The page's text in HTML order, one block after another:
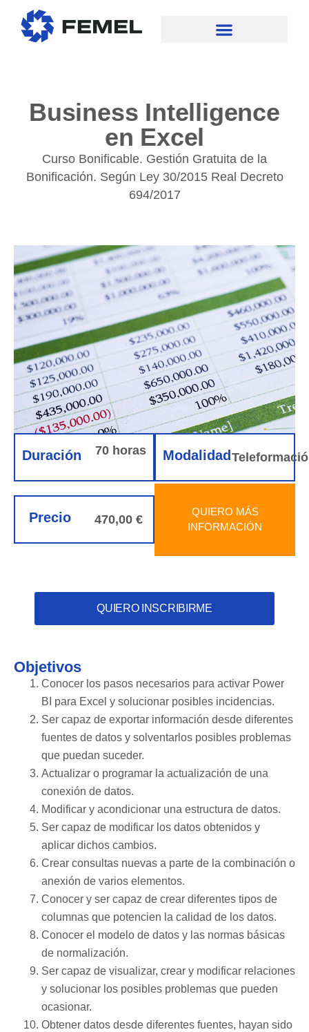
Business Intelligence
en Excel
Curso Bonificable. Gestión Gratuita de la
Bonificación. Según Ley 30/2015 Real Decreto
694/2017
Duración 70 horas Modalidad
Precio 470,00 €
QUIERO MÁS
INFORMACIÓN
QUIERO INSCRIBIRME
Objetivos
Conocer los pasos necesarios para activar Power
BI para Excel y solucionar posibles incidencias.
Ser capaz de exportar información desde diferentes
fuentes de datos y solventarlos posibles problemas
que puedan suceder.
Actualizar o programar la actualización de una
conexión de datos.
Modificar y acondicionar una estructura de datos.
Ser capaz de modificar los datos obtenidos y
aplicar dichos cambios.
Crear consultas nuevas a parte de la combinación o
anexión de varios elementos.
Conocer y ser capaz de crear diferentes tipos de
columnas que potencien la calidad de los datos.
Conocer el modelo de datos y las normas básicas
de normalización.
Ser capaz de visualizar, crear y modificar relaciones
y solucionar los posibles problemas que pueden
ocasionar.
Obtener datos desde diferentes fuentes, hayan sido